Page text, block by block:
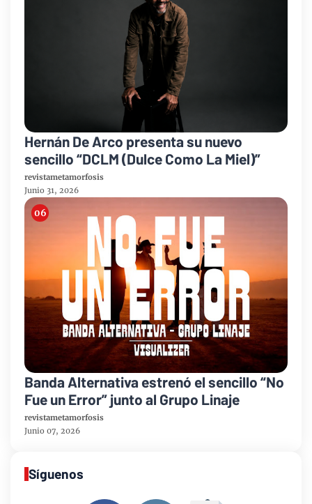
Hernán De Arco presenta su nuevo
sencillo “DCLM (Dulce Como La Miel)”
revistametamorfosis
Junio 31, 2026
Banda Alternativa estrenó el sencillo “No
Fue un Error” junto al Grupo Linaje
revistametamorfosis
Junio 07, 2026
Síguenos